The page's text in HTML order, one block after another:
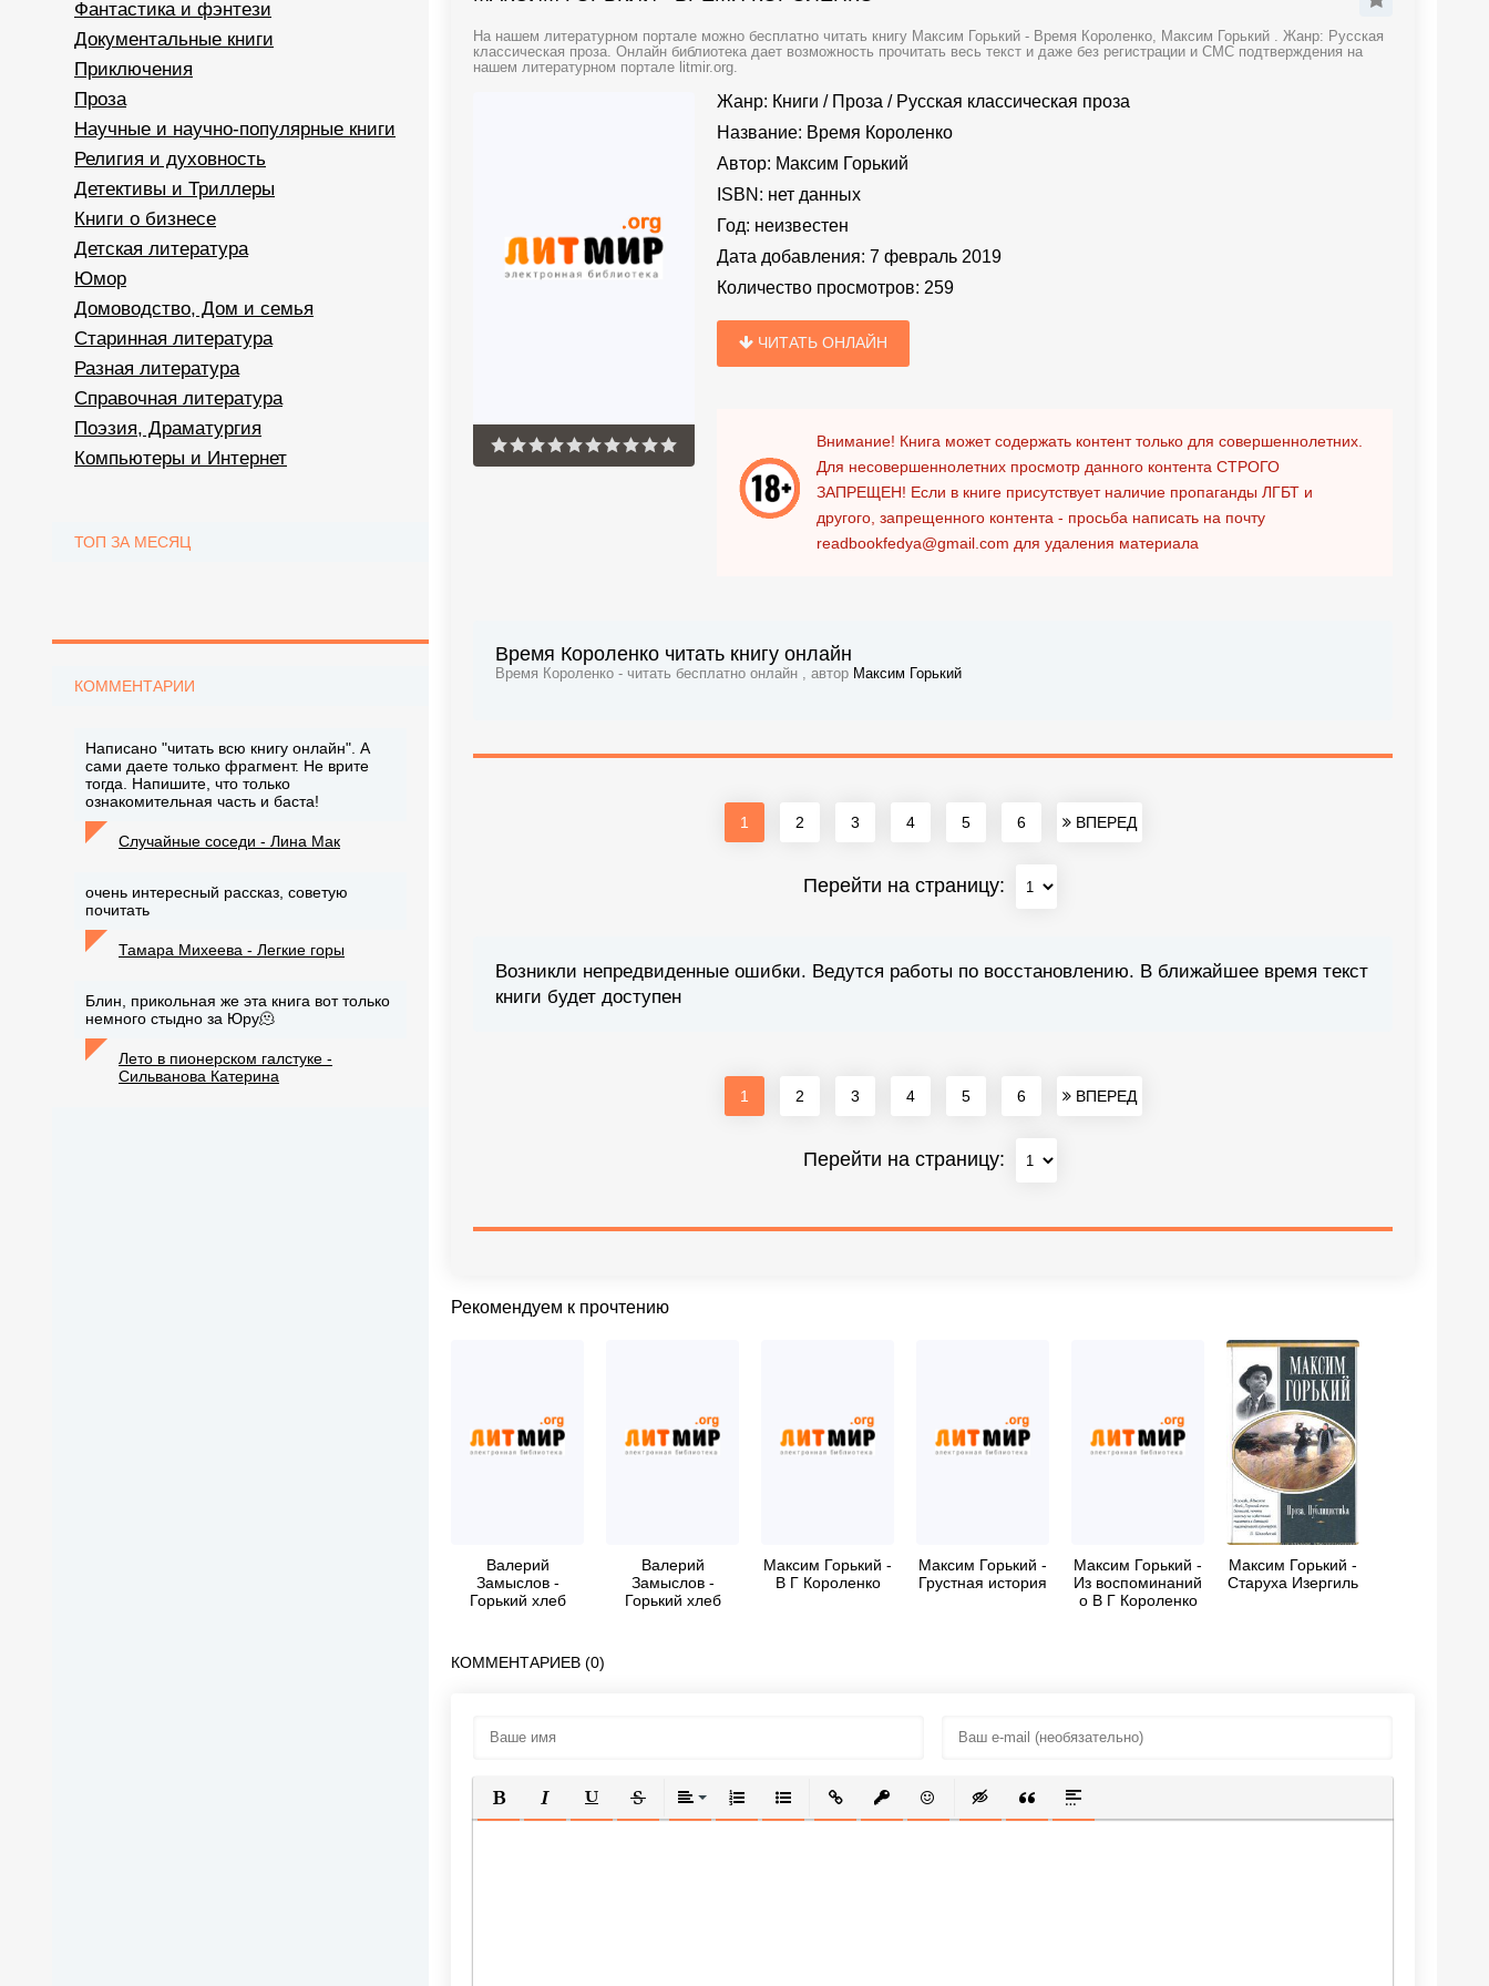
На нашем литературном портале можно бесплатно читать книгу Максим Горький - Время Короленко, Максим Горький . Жанр: Русская
классическая проза. Онлайн библиотека дает возможность прочитать весь текст и даже без регистрации и СМС подтверждения на
нашем литературном портале litmir.org.
Жанр: Книги / Проза / Русская классическая проза
Название: Время Короленко
Автор: Максим Горький
ISBN: нет данных
Год: неизвестен
Дата добавления: 7 февраль 2019
Количество просмотров: 259
ЧИТАТЬ ОНЛАЙН
Внимание! Книга может содержать контент только для совершеннолетних.
Для несовершеннолетних просмотр данного контента СТРОГО
ЗАПРЕЩЕН! Если в книге присутствует наличие пропаганды ЛГБТ и
другого, запрещенного контента - просьба написать на почту
readbookfedya@gmail.com для удаления материала
Время Короленко читать книгу онлайн
Время Короленко - читать бесплатно онлайн , автор Максим Горький
1 2 3 4 5 6 ВПЕРЕД
Перейти на страницу:
Возникли непредвиденные ошибки. Ведутся работы по восстановлению. В ближайшее время текст
книги будет доступен
1 2 3 4 5 6 ВПЕРЕД
Перейти на страницу:
Рекомендуем к прочтению
Валерий
Замыслов -
Горький хлеб
Валерий
Замыслов -
Горький хлеб
Максим Горький -
В Г Короленко
Максим Горький -
Грустная история
Максим Горький -
Из воспоминаний
о В Г Короленко
Максим Горький -
Старуха Изергиль
КОММЕНТАРИЕВ (0)
ПОЛУЖИРНЫЙ
КУРСИВПОДЧЕРКНУТЫЙ
ЗАЧЕРКНУТЫЙВЫРАВНИВАНИЕ
НУМЕРОВАННЫЙ СПИСОК
МАРКИРОВАННЫЙ СПИСОК
ВСТАВИТЬ ССЫЛКУ
ВСТАВИТЬ ЗАЩИЩЕННУЮ ССЫЛКУ
ВСТАВИТЬ СМАЙЛИК
ВСТАВКА СКРЫТОГО ТЕКСТА
ВСТАВКА ЦИТАТЫ
ВСТАВКА СПОЙЛЕРА
Фантастика и фэнтези
Документальные книги
Приключения
Проза
Научные и научно-популярные книги
Религия и духовность
Детективы и Триллеры
Книги о бизнесе
Детская литература
Юмор
Домоводство, Дом и семья
Старинная литература
Разная литература
Справочная литература
Поэзия, Драматургия
Компьютеры и Интернет
ТОП ЗА МЕСЯЦ
КОММЕНТАРИИ
Написано "читать всю книгу онлайн". А
сами даете только фрагмент. Не врите
тогда. Напишите, что только
ознакомительная часть и баста!
Случайные соседи - Лина Мак
очень интересный рассказ, советую
почитать
Тамара Михеева - Легкие горы
Блин, прикольная же эта книга вот только
немного стыдно за Юру🫠
Лето в пионерском галстуке -
Сильванова Катерина